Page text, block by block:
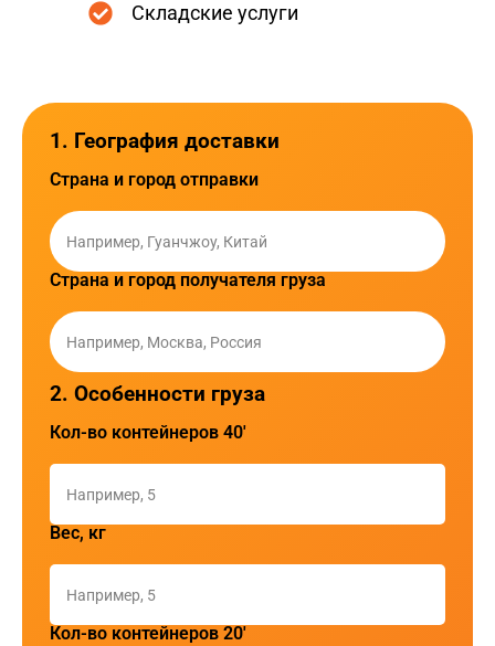
Складские услуги
1. География доставки
Страна и город отправки
Страна и город получателя груза
2. Особенности груза
Кол-во контейнеров 40'
Вес, кг
Кол-во контейнеров 20'